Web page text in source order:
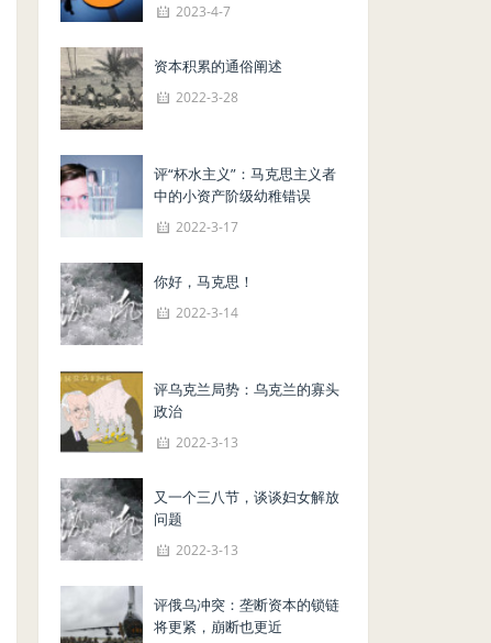
2023-4-7
资本积累的通俗阐述
2022-3-28
评“杯水主义”：马克思主义者
中的小资产阶级幼稚错误
2022-3-17
你好，马克思！
2022-3-14
评乌克兰局势：乌克兰的寡头
政治
2022-3-13
又一个三八节，谈谈妇女解放
问题
2022-3-13
评俄乌冲突：垄断资本的锁链
将更紧，崩断也更近